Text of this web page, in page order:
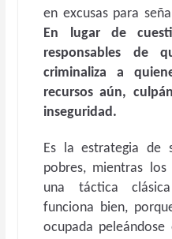
en excusas para
En lugar de
responsables de
criminaliza a
recursos aún,
inseguridad.
Es la estrategia de
pobres, mientras
una táctica
funciona bien,
ocupada